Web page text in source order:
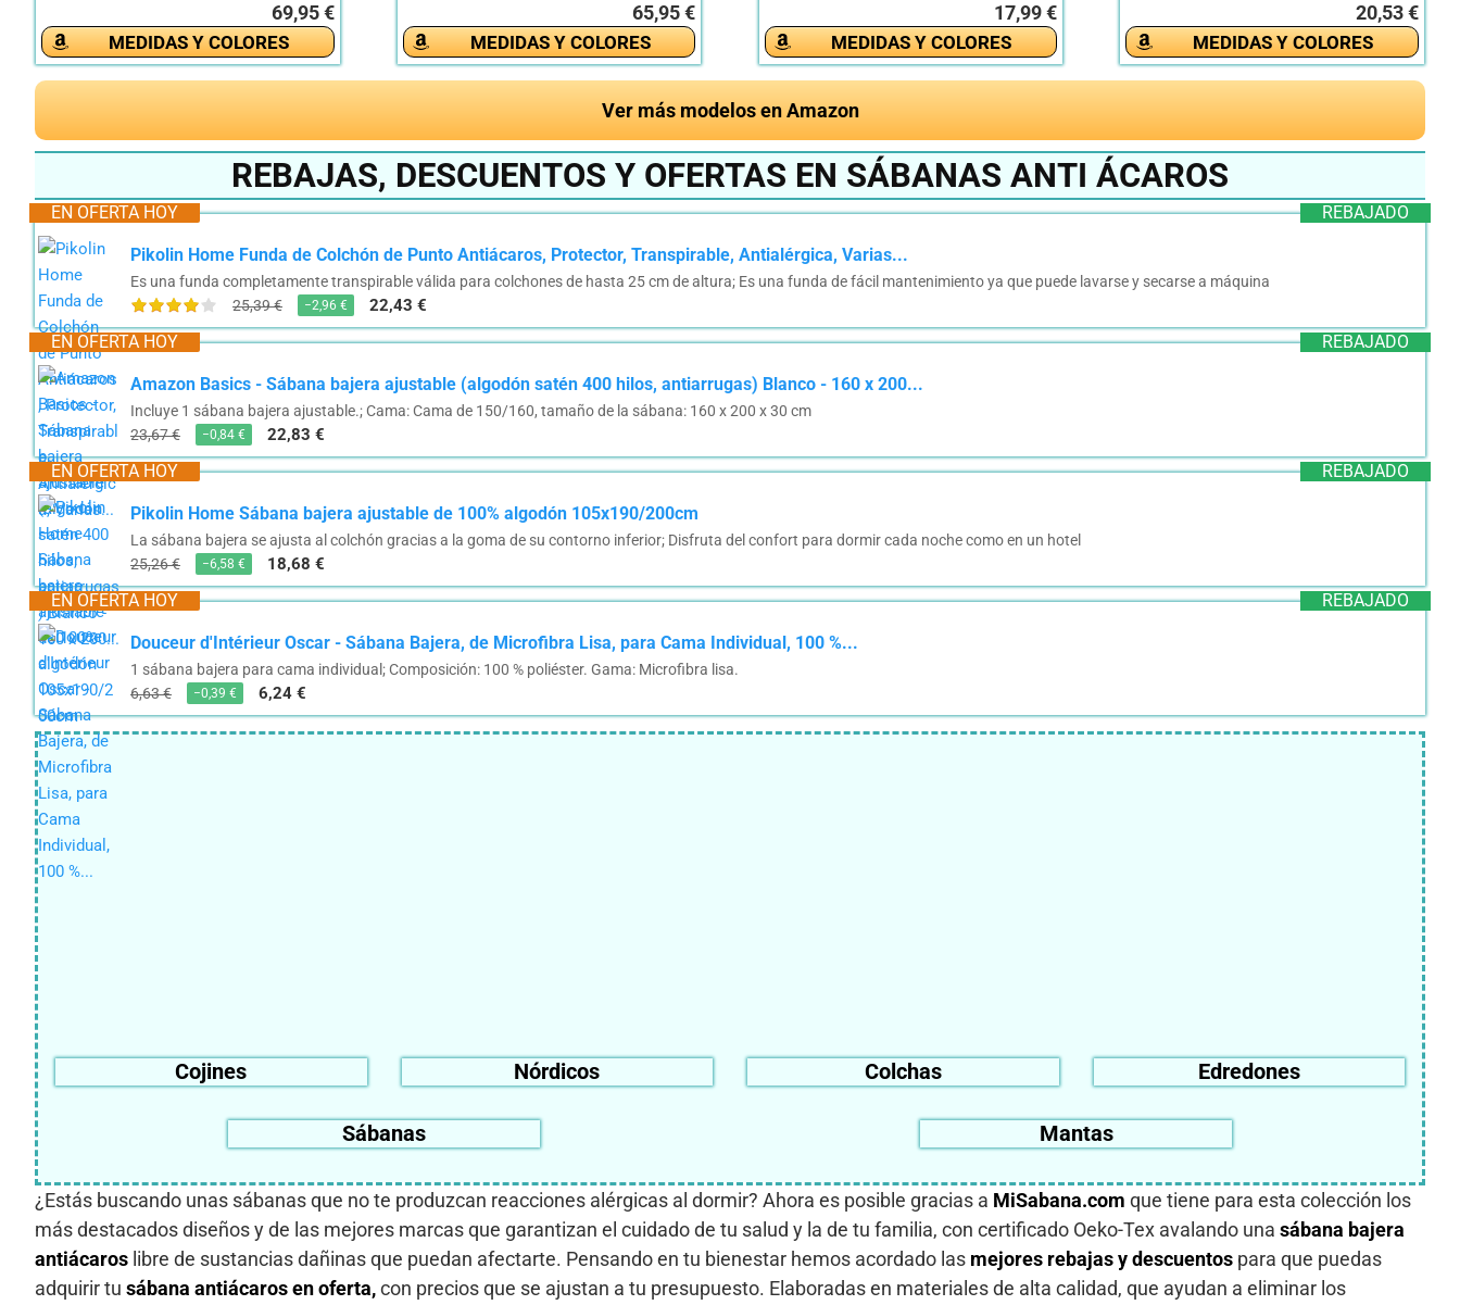
69,95 €
MEDIDAS Y COLORES
65,95 €
MEDIDAS Y COLORES
17,99 €
MEDIDAS Y COLORES
20,53 €
MEDIDAS Y COLORES
Ver más modelos en Amazon
REBAJAS, DESCUENTOS Y OFERTAS EN SÁBANAS ANTI ÁCAROS
REBAJADO
EN OFERTA HOY
Pikolin Home Funda de Colchón de Punto Antiácaros, Protector, Transpirable, Antialérgica, Varias...
Es una funda completamente transpirable válida para colchones de hasta 25 cm de altura; Es una funda de fácil mantenimiento ya que puede lavarse y secarse a máquina
25,39 €
−2,96 € 22,43 €
REBAJADO
EN OFERTA HOY
Amazon Basics - Sábana bajera ajustable (algodón satén 400 hilos, antiarrugas) Blanco - 160 x 200...
Incluye 1 sábana bajera ajustable.; Cama: Cama de 150/160, tamaño de la sábana: 160 x 200 x 30 cm
23,67 €
−0,84 € 22,83 €
REBAJADO
EN OFERTA HOY
Pikolin Home Sábana bajera ajustable de 100% algodón 105x190/200cm
La sábana bajera se ajusta al colchón gracias a la goma de su contorno inferior; Disfruta del confort para dormir cada noche como en un hotel
25,26 €
−6,58 € 18,68 €
REBAJADO
EN OFERTA HOY
Douceur d'Intérieur Oscar - Sábana Bajera, de Microfibra Lisa, para Cama Individual, 100 %...
1 sábana bajera para cama individual; Composición: 100 % poliéster. Gama: Microfibra lisa.
6,63 €
−0,39 € 6,24 €
Cojines Nórdicos Colchas Edredones
Sábanas Mantas
¿Estás buscando unas sábanas que no te produzcan reacciones alérgicas al dormir? Ahora es posible gracias a MiSabana.com que tiene para esta colección los
más destacados diseños y de las mejores marcas que garantizan el cuidado de tu salud y la de tu familia, con certificado Oeko-Tex avalando una sábana bajera
antiácaros libre de sustancias dañinas que puedan afectarte. Pensando en tu bienestar hemos acordado las mejores rebajas y descuentos para que puedas
adquirir tu sábana antiácaros en oferta,con precios que se ajustan a tu presupuesto. Elaboradas en materiales de alta calidad, que ayudan a eliminar los